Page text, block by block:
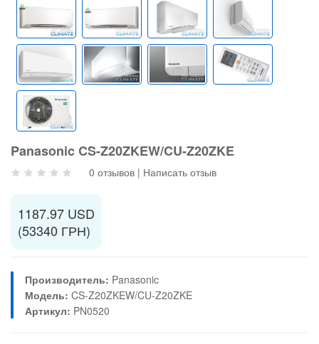
Panasonic CS-Z20ZKEW/CU-Z20ZKE
0 отзывов | Написать отзыв
1187.97 USD
(53340 ГРН)
Производитель: Panasonic
Модель: CS-Z20ZKEW/CU-Z20ZKE
Артикул: PN0520